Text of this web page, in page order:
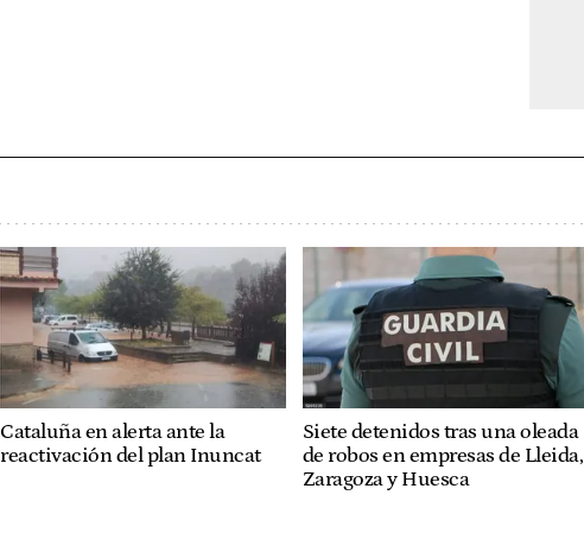
Cataluña en alerta ante la
reactivación del plan Inuncat
Siete detenidos tras una oleada
de robos en empresas de Lleida,
Zaragoza y Huesca